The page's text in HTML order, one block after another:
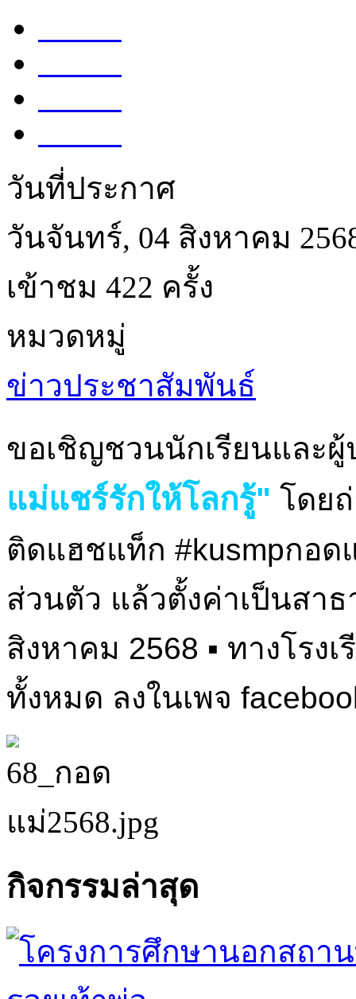
Share
Tweet
Share
Share
วันที่ประกาศ
วันจันทร์, 04 สิงหาคม
เข้าชม 422 ครั้ง
หมวดหมู่
ขอเชิญชวนนักเรียนและ
แม่แชร์รักให้โลกรู้"
ติดแฮชแท็ก #kusmpกอ
ส่วนตัว แล้วตั้งค่าเป็นสา
สิงหาคม 2568 ▪️ ทางโร
ทั้งหมด ลงในเพจ